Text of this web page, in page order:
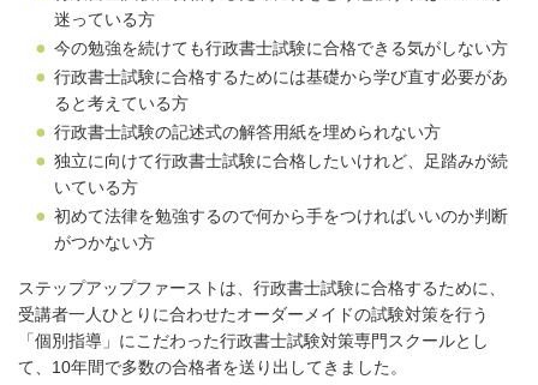
迷っている方
今の勉強を続けても行政書士試験に合格できる気がしない方
行政書士試験に合格するためには基礎から学び直す必要があ
ると考えている方
行政書士試験の記述式の解答用紙を埋められない方
独立に向けて行政書士試験に合格したいけれど、足踏みが続
いている方
初めて法律を勉強するので何から手をつければいいのか判断
がつかない方
ステップアップファーストは、行政書士試験に合格するために、
受講者一人ひとりに合わせたオーダーメイドの試験対策を行う
「個別指導」にこだわった行政書士試験対策専門スクールとし
て、10年間で多数の合格者を送り出してきました。